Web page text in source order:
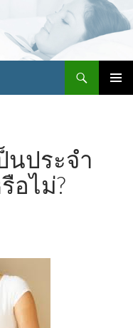
นประจำ
อไม่?